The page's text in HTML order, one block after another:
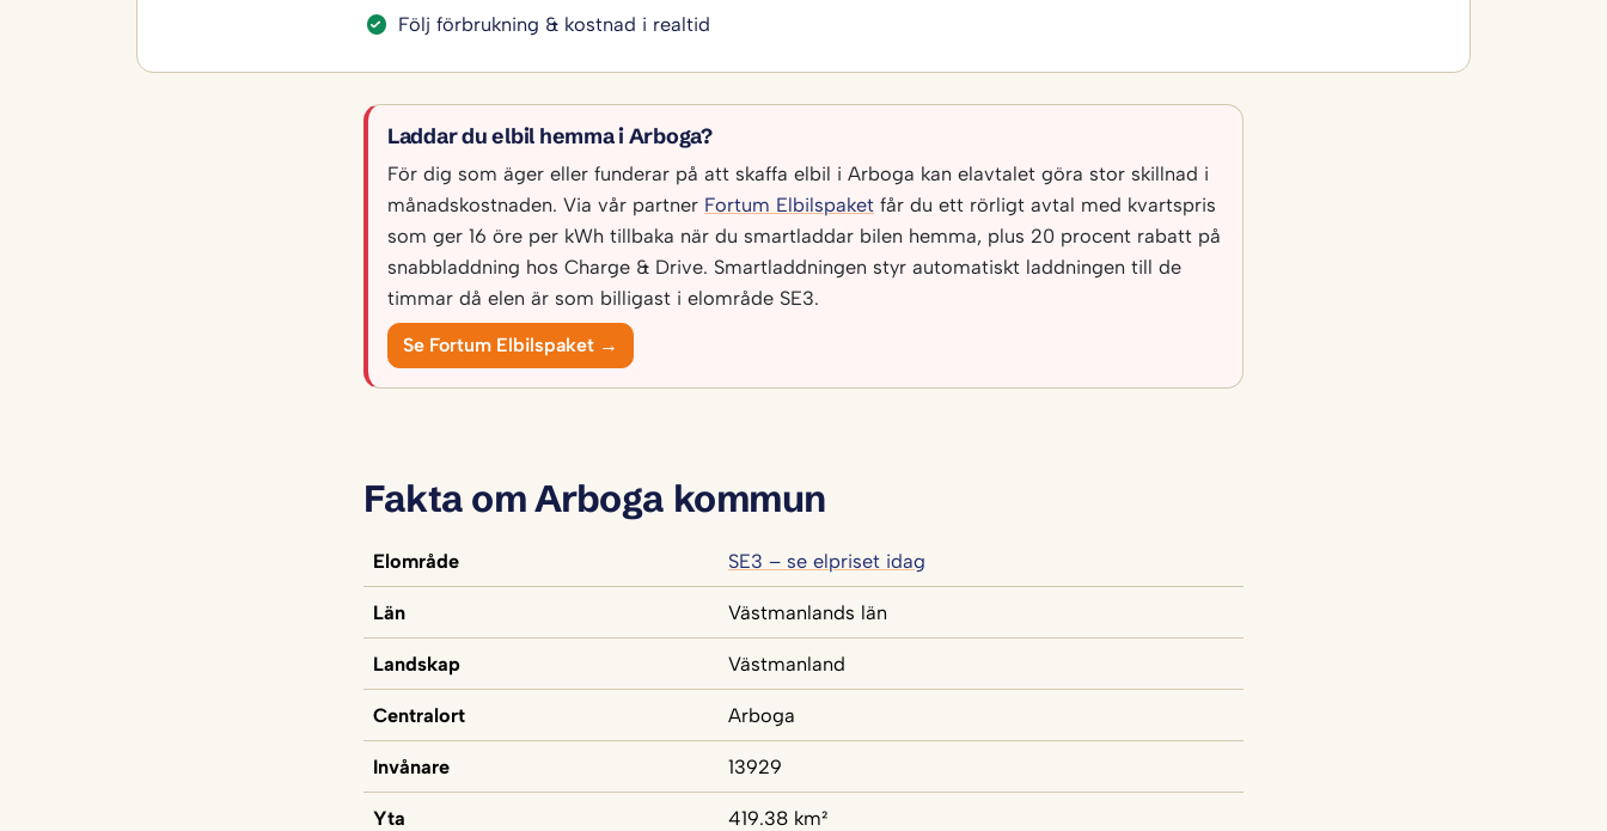
Följ förbrukning & kostnad i realtid
Laddar du elbil hemma i Arboga?
För dig som äger eller funderar på att skaffa elbil i Arboga kan elavtalet göra stor skillnad i
månadskostnaden. Via vår partner Fortum Elbilspaket får du ett rörligt avtal med kvartspris
som ger 16 öre per kWh tillbaka när du smartladdar bilen hemma, plus 20 procent rabatt på
snabbladdning hos Charge & Drive. Smartladdningen styr automatiskt laddningen till de
timmar då elen är som billigast i elområde SE3.
Se Fortum Elbilspaket →
Fakta om Arboga kommun
Elområde SE3 – se elpriset idag
Län Västmanlands län
Landskap Västmanland
Centralort Arboga
Invånare 13929
Yta 419.38 km²